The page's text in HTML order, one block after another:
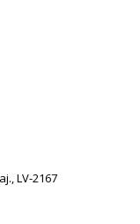
LV-2167